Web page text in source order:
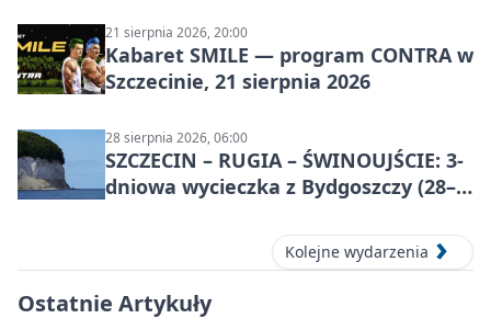
21 sierpnia 2026, 20:00
Kabaret SMILE — program CONTRA w
Szczecinie, 21 sierpnia 2026
28 sierpnia 2026, 06:00
SZCZECIN – RUGIA – ŚWINOUJŚCIE: 3-
dniowa wycieczka z Bydgoszczy (28–
Kolejne wydarzenia
Ostatnie Artykuły